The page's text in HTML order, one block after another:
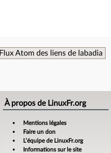
Flux Atom des liens de labadia
À propos de LinuxFr.org
Mentions légales
Faire un don
L’équipe de LinuxFr.org
Informations sur le site